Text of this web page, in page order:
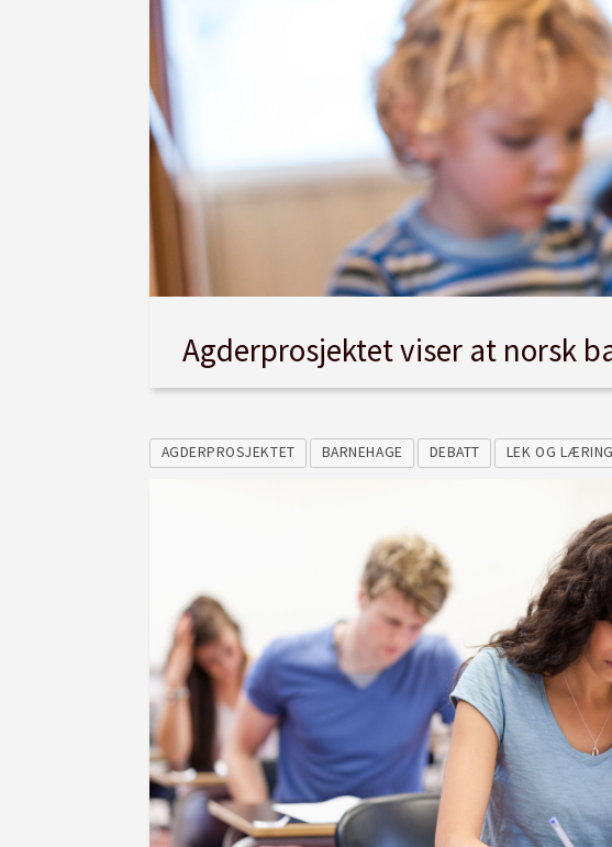
Agderprosjektet viser at norsk
AGDERPROSJEKTET BARNEHAGE DEBATT LEK OG LÆRING